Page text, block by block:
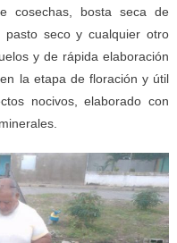
cosechas, bosta seca de
seco y cualquier otro
y de rápida elaboración
la etapa de floración y útil
nocivos, elaborado con